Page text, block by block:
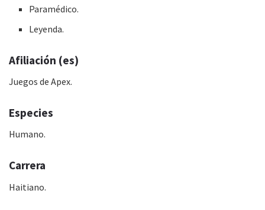
Paramédico.
Leyenda.
Afiliación (es)
Juegos de Apex.
Especies
Humano.
Carrera
Haitiano.